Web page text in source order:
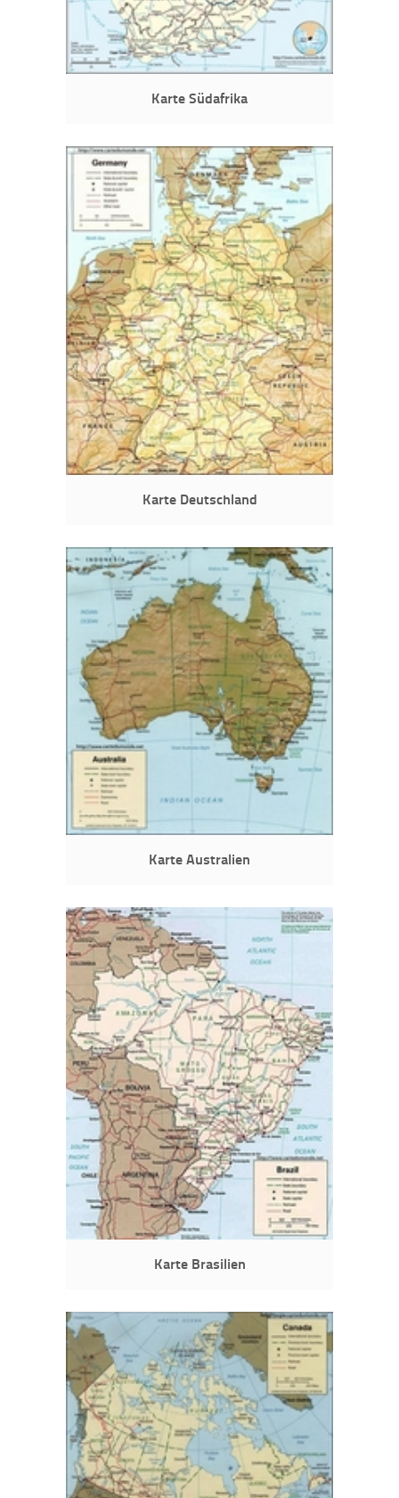
Karte Südafrika
Karte Deutschland
Karte Australien
Karte Brasilien